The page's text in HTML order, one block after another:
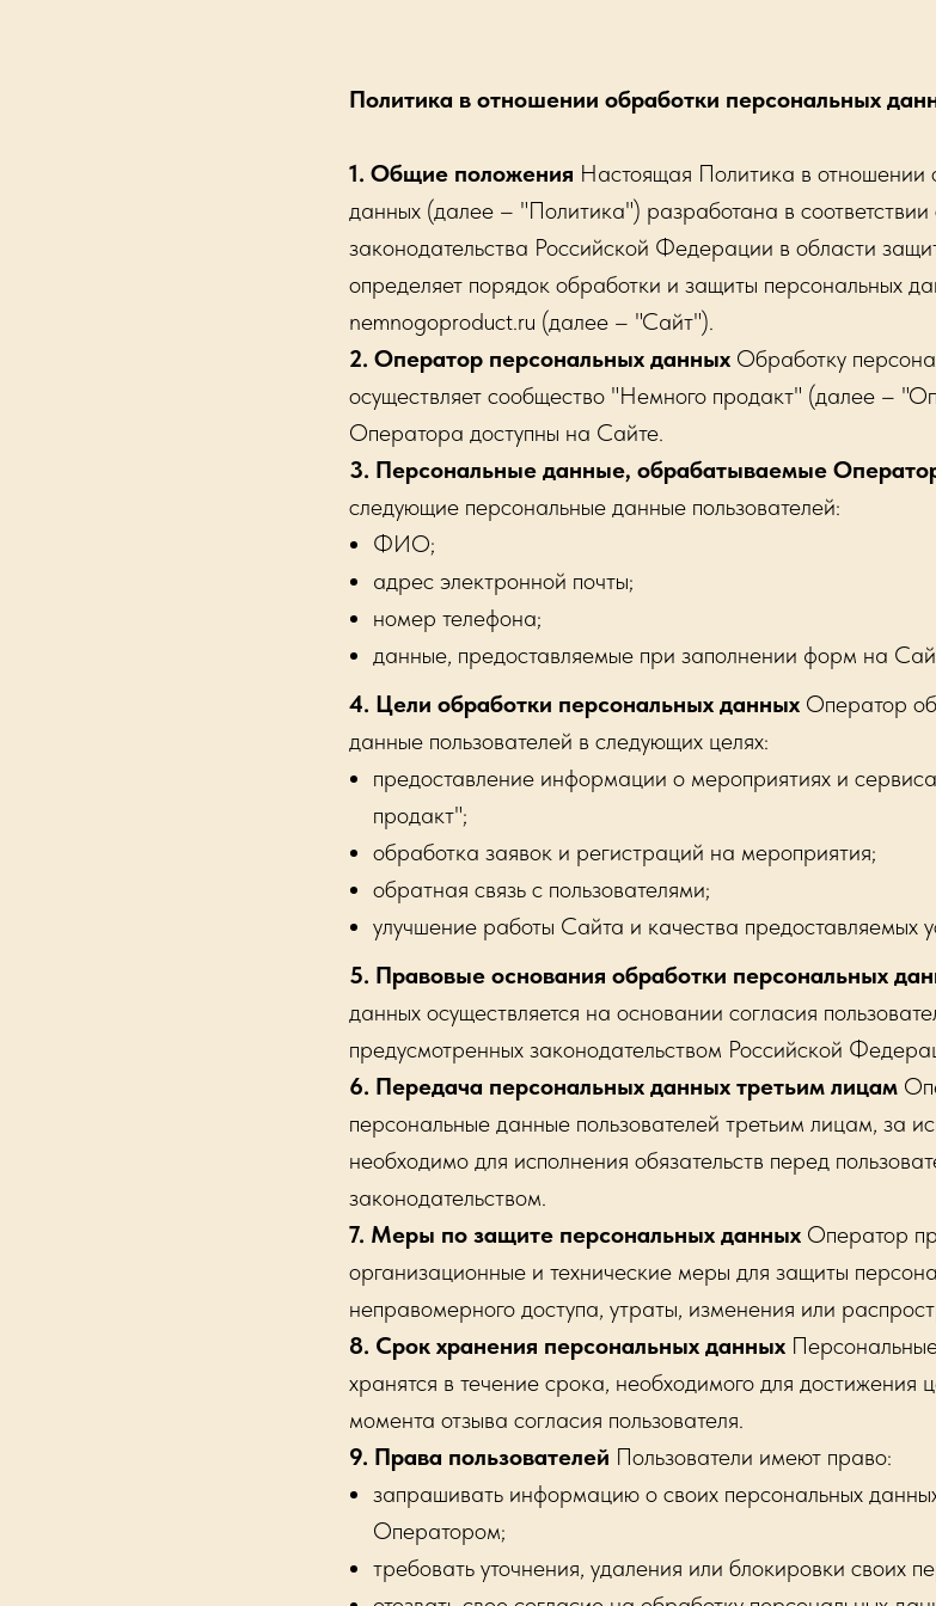
Политика в отношении обработки персональных
1. Общие положения Настоящая Политика в отношении
данных (далее – "Политика") разработана в
законодательства Российской Федерации в области
определяет порядок обработки и защиты персональных
nemnogoproduct.ru (далее – "Сайт").
2. Оператор персональных данных Обработку
осуществляет сообщество "Немного продакт" (далее –
Оператора доступны на Сайте.
3. Персональные данные, обрабатываемые
следующие персональные данные пользователей:
ФИО;
адрес электронной почты;
номер телефона;
данные, предоставляемые при заполнении форм на
4. Цели обработки персональных данных Оператор
данные пользователей в следующих целях:
предоставление информации о мероприятиях и
продакт";
обработка заявок и регистраций на мероприятия;
обратная связь с пользователями;
улучшение работы Сайта и качества предоставляемых
5. Правовые основания обработки персональных
данных осуществляется на основании согласия
предусмотренных законодательством Российской
6. Передача персональных данных третьим лицам
персональные данные пользователей третьим лицам, за
необходимо для исполнения обязательств перед
законодательством.
7. Меры по защите персональных данных Оператор
организационные и технические меры для защиты
неправомерного доступа, утраты, изменения или
8. Срок хранения персональных данных
хранятся в течение срока, необходимого для достижения
момента отзыва согласия пользователя.
9. Права пользователей Пользователи имеют право:
запрашивать информацию о своих персональных
Оператором;
требовать уточнения, удаления или блокировки своих